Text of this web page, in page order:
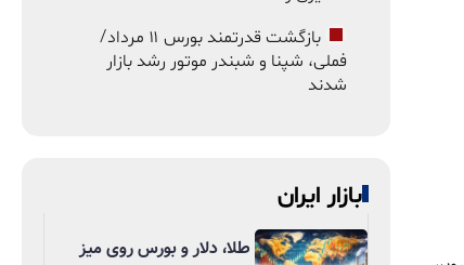
بازگشت قدرتمند بورس ۱۱ مرداد/
فملی، شپنا و شبندر موتور رشد بازار
شدند
بازار ایران
طلا، دلار و بورس روی میز